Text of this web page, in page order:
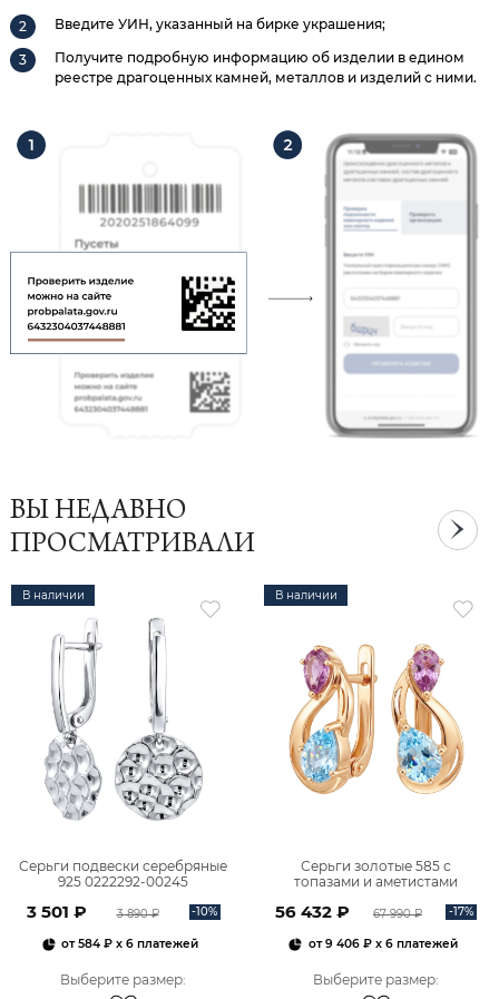
Введите УИН, указанный на бирке украшения;
Получите подробную информацию об изделии в едином
реестре драгоценных камней, металлов и изделий с ними.
ВЫ НЕДАВНО
ПРОСМАТРИВАЛИ
В наличии
Серьги подвески серебряные
925 0222292-00245
3 501 ₽ 3 890 ₽ -10%
от584 ₽ x 6 платежей
Выберите размер:
В наличии
Серьги золотые 585 с
топазами и аметистами
56 432 ₽ 67 990 ₽ -17%
от9 406 ₽x 6 платежей
Выберите размер: